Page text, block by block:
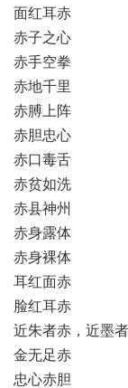
面红耳赤
赤子之心
赤手空拳
赤地千里
赤膊上阵
赤胆忠心
赤口毒舌
赤贫如洗
赤县神州
赤身露体
赤身裸体
耳红面赤
脸红耳赤
近朱者赤，近墨
金无足赤
忠心赤胆